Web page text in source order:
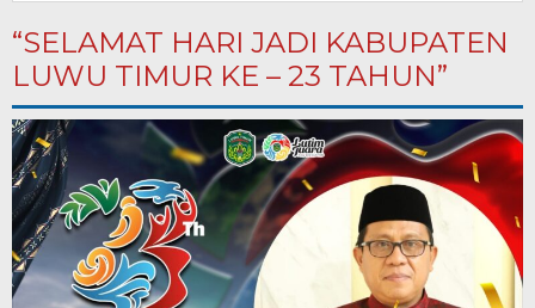
“SELAMAT HARI JADI KABUPATEN
LUWU TIMUR KE – 23 TAHUN”